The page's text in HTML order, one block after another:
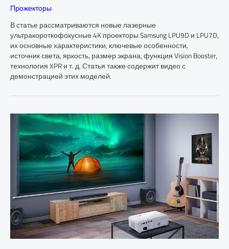
Прожекторы
В статье рассматриваются новые лазерные
ультракороткофокусные 4K проекторы Samsung LPU9D и LPU7D,
их основные характеристики, ключевые особенности,
источник света, яркость, размер экрана, функция Vision Booster,
технология XPR и т. д. Статья также содержит видео с
демонстрацией этих моделей.